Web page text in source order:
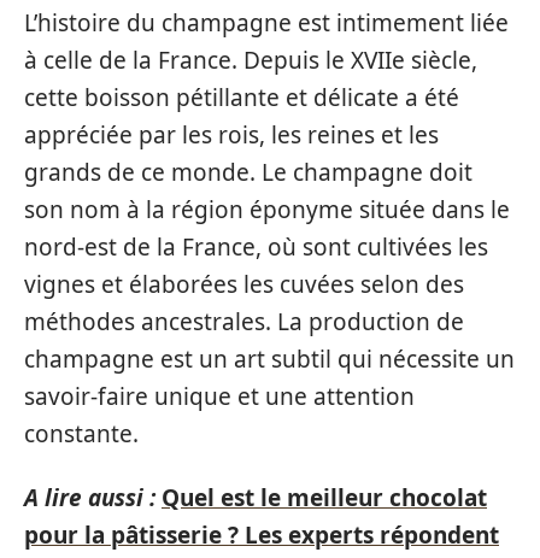
L’histoire du champagne est intimement liée
à celle de la France. Depuis le XVIIe siècle,
cette boisson pétillante et délicate a été
appréciée par les rois, les reines et les
grands de ce monde. Le champagne doit
son nom à la région éponyme située dans le
nord-est de la France, où sont cultivées les
vignes et élaborées les cuvées selon des
méthodes ancestrales. La production de
champagne est un art subtil qui nécessite un
savoir-faire unique et une attention
constante.
A lire aussi : Quel est le meilleur chocolat
pour la pâtisserie ? Les experts répondent